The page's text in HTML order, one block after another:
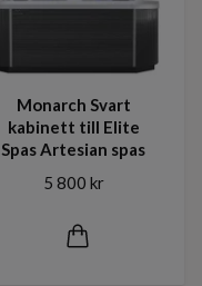
Monarch Svart
kabinett till Elite
Spas Artesian spas
5 800 kr